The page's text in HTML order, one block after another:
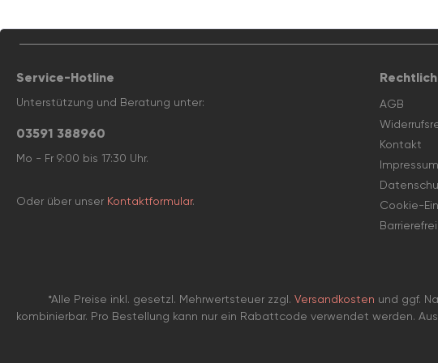
Service-Hotline
Unterstützung und Beratung unter:
03591 388960
Mo - Fr 9:00 bis 17:30 Uhr.
Oder über unser Kontaktformular.
AGB
Kontakt
Impressum
Cookie-
*Alle Preise inkl. gesetzl. Mehrwertsteuer zzgl. Versandkosten und ggf.
kombinierbar. Pro Bestellung kann nur ein Rabattcode verwendet werden.